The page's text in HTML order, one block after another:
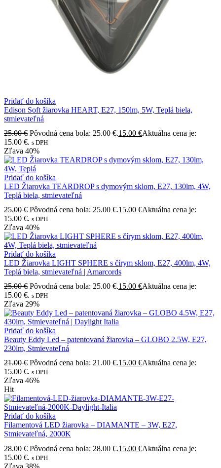
Pridať do košíka
Edison Soft žiarovka HEART, E27, 150lm, 5W, Teplá biela,
stmievateľná
25.00€ Pôvodná cena bola: 25.00 €.15.00 €Aktuálna cena je:
15.00 €. s DPH
Zľava 40%
Pridať do košíka
LED Žiarovka TEARDROP s dymovým sklom, E27, 130lm, 4W,
Teplá biela, stmievateľná
25.00€ Pôvodná cena bola: 25.00 €.15.00 €Aktuálna cena je:
15.00 €. s DPH
Zľava 40%
Pridať do košíka
LED Žiarovka LIGHT SPHERE s čírym sklom, E27, 400lm, 4W,
Teplá biela, stmievateľná | Amarcords
25.00€ Pôvodná cena bola: 25.00 €.15.00 €Aktuálna cena je:
15.00 €. s DPH
Zľava 29%
Pridať do košíka
Beauty Eddy Led – patentovaná žiarovka – GLOBO 2.5W, E27,
230lm, Stmievateľná
21.00€ Pôvodná cena bola: 21.00 €.15.00 €Aktuálna cena je:
15.00 €. s DPH
Zľava 46%
Hit
Pridať do košíka
Filamentová LED žiarovka – DIAMANTE – 3W, E27,
Stmievateľná, 2000K
28.00€ Pôvodná cena bola: 28.00 €.15.00 €Aktuálna cena je:
15.00 €. s DPH
Zľava 38%